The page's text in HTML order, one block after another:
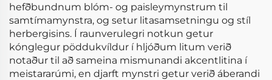
hefðbundnum blóm- og paisleymynstrum til
samtímamynstra, og setur litasamsetningu og stíl
herbergisins. Í raunverulegri notkun getur
kónglegur pöddukvíldur í hljóðum litum verið
notaður til að sameina mismunandi akcentlitina í
meistararúmi, en djarft mynstri getur verið áberandi